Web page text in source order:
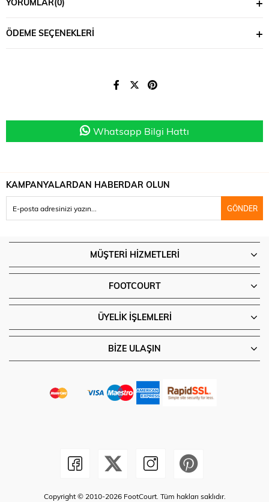
ÖDEME SEÇENEKLERI
Whatsapp Bilgi Hattı
KAMPANYALARDAN HABERDAR OLUN
GÖNDER
MÜŞTERI HIZMETLERI
FOOTCOURT
ÜYELIK İŞLEMLERI
BIZE ULAŞIN
Copyright © 2010-2026 FootCourt. Tüm hakları saklıdır.